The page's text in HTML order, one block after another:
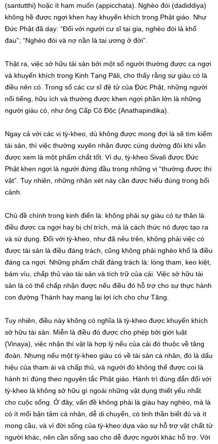
(santutthi) hoặc ít ham muốn (appicchata). Nghèo đói (dadiddiya)
không hề được ngợi khen hay khuyến khích trong Phật giáo. Như
Đức Phật đã dạy: “Đối với người cư sĩ tại gia, nghèo đói là khổ
đau”; “Nghèo đói và nợ nần là tai ương ở đời”.
Thật ra, việc sở hữu tài sản bởi một số người thường được ca ngợi
và khuyến khích trong Kinh Tạng Pāli, cho thấy rằng sự giàu có là
điều nên có. Trong số các cư sĩ đệ tử của Đức Phật, những người
nổi tiếng, hữu ích và thường được khen ngợi phần lớn là những
người giàu có, như ông Cấp Cô Độc (Anathapindika).
Ngay cả với các vị tỳ-kheo, dù không được mong đợi là sẽ tìm kiếm
tài sản, thì việc thường xuyên nhận được cúng dường đôi khi vẫn
được xem là một phẩm chất tốt. Ví dụ, tỳ-kheo Sivali được Đức
Phật khen ngợi là người đứng đầu trong những vị “thường được thí
vật”. Tuy nhiên, những nhận xét này cần được hiểu đúng trong bối
cảnh.
Chủ đề chính trong kinh điển là: không phải sự giàu có tự thân là
điều được ca ngợi hay bị chỉ trích, mà là cách thức nó được tạo ra
và sử dụng. Đối với tỳ-kheo, như đã nêu trên, không phải việc có
được tài sản là điều đáng trách, cũng không phải nghèo khổ là điều
đáng ca ngợi. Những phẩm chất đáng trách là: lòng tham, keo kiệt,
bám víu, chấp thủ vào tài sản và tích trữ của cải. Việc sở hữu tài
sản là có thể chấp nhận được nếu điều đó hỗ trợ cho sự thực hành
con đường Thánh hay mang lại lợi ích cho chư Tăng.
Tuy nhiên, điều này không có nghĩa là tỳ-kheo được khuyến khích
sở hữu tài sản. Miễn là điều đó được cho phép bởi giới luật
(Vinaya), việc nhận thí vật là hợp lý nếu của cải đó thuộc về tăng
đoàn. Nhưng nếu một tỳ-kheo giàu có về tài sản cá nhân, đó là dấu
hiệu của tham ái và chấp thủ, và người đó không thể được coi là
hành trì đúng theo nguyên tắc Phật giáo. Hành trì đúng đắn đối với
tỳ-kheo là không sở hữu gì ngoài những vật dụng thiết yếu nhất
cho cuộc sống. Ở đây, vấn đề không phải là giàu hay nghèo, mà là
có ít mối bận tâm cá nhân, dễ di chuyển, có tinh thần biết đủ và ít
mong cầu, và vì đời sống của tỳ-kheo dựa vào sự hỗ trợ vật chất từ
người khác, nên cần sống sao cho dễ được người khác hỗ trợ. Với